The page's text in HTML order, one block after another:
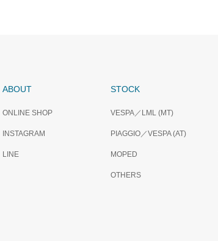
ABOUT
ONLINE SHOP
INSTAGRAM
LINE
STOCK
VESPA／LML (MT)
PIAGGIO／VESPA (AT)
MOPED
OTHERS